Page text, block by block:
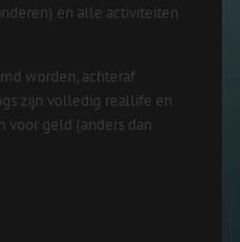
en alle activiteiten
worden, achteraf
zijn volledig reallife en
voor geld (anders dan